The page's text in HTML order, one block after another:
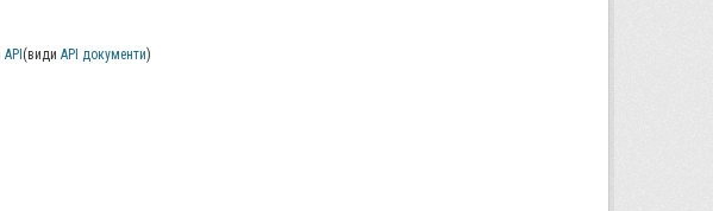
API (види API документи)